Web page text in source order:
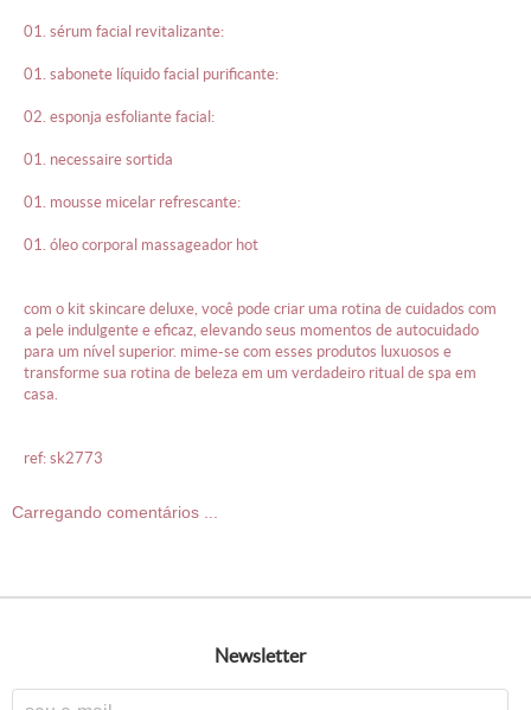
01. sérum facial revitalizante:
01. sabonete líquido facial purificante:
02. esponja esfoliante facial:
01. necessaire sortida
01. mousse micelar refrescante:
01. óleo corporal massageador hot
com o kit skincare deluxe, você pode criar uma rotina de cuidados com
a pele indulgente e eficaz, elevando seus momentos de autocuidado
para um nível superior. mime-se com esses produtos luxuosos e
transforme sua rotina de beleza em um verdadeiro ritual de spa em
casa.
ref: sk2773
Carregando comentários ...
newsletter